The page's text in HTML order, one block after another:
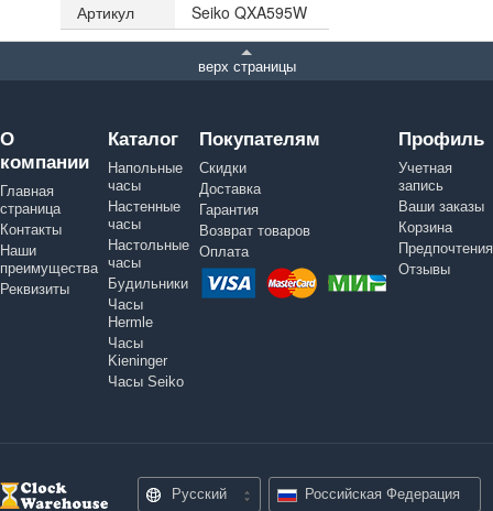
Артикул
Seiko QXA595W
верх страницы
О
компании
Главная
страница
Контакты
Наши
преимущества
Реквизиты
Каталог
Напольные
часы
Настенные
часы
Настольные
часы
Будильники
Часы
Hermle
Часы
Kieninger
Часы Seiko
Покупателям
Скидки
Доставка
Гарантия
Возврат товаров
Оплата
Профиль
Учетная
запись
Ваши заказы
Корзина
Предпочтения
Отзывы
Русский Российская Федерация